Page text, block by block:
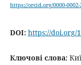
https://orcid.org/0000-0002-
DOI: https://doi.org/
Ключові слова: